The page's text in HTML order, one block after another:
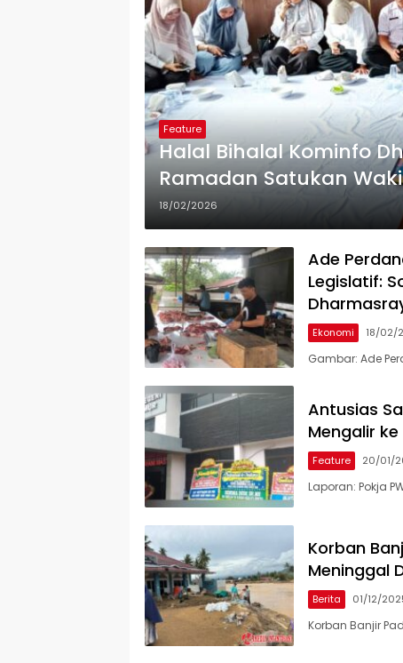
Feature
Halal Bihalal Kominfo
Ramadan Satukan
18/02/2026
Ade
Legislatif:
Ekonomi 18/02/
Gambar: Ade
Antusias
Mengalir
Feature 20/01/
Laporan: Pokja
Korban
Meninggal
Berita 01/12/
Korban Banjir